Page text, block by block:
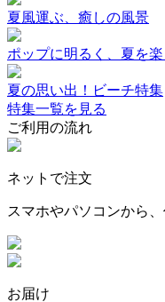
夏風運ぶ、癒しの風景
ポップに明るく、夏を楽
夏の思い出！ビーチ特集
特集一覧を見る
ご利用の流れ
ネットで注文
スマホやパソコンから
お届け